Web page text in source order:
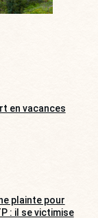
en vacances
plainte pour
: il se victimise